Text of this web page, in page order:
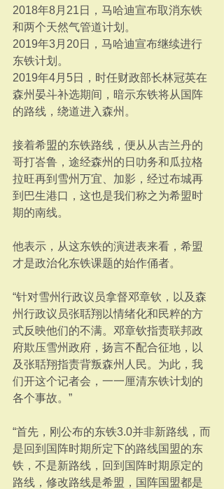
2018年8月21日，马哈迪宣布取消东铁
和两个天然气管道计划。
2019年3月20日，马哈迪宣布继续进行
东铁计划。
2019年4月5日，时任财政部长林冠英在
森州晏斗补选期间，暗示东铁将从国阵
的路线，绕道进入森州。
接着希盟的东铁路线，便从从吉兰丹的
哥打峇鲁，途经森州的日叻务和瓜拉格
拉旺再到雪州万宜、加影，经过布城再
到巴生港口，这也是我们称之为希盟时
期的南线。
他表示，从这东铁的演进表来看，希盟
才是政治化东铁课题的始作俑者。
“针对雪州行政议员拿督邓章钦，以及森
州行政议员张聒翔以情绪化和民粹的方
式反映他们的不满。邓章钦指责联邦政
府欺压雪州政府，扬言不配合征地，以
及张聒翔指责背叛森州人民。为此，我
们开这个记者会，一一厘清东铁计划的
各个事故。”
“首先，刚公布的东铁3.0并非新路线，而
是回到国阵时期所定下的路线国盟的东
铁，不是新路线，回到国阵时期原定的
路线，修改路线是希盟，国阵国盟都是